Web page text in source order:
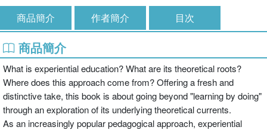
商品簡介 作者簡介 目次
商品簡介
What is experiential education? What are its theoretical roots?
Where does this approach come from? Offering a fresh and
distinctive take, this book is about going beyond "learning by doing"
through an exploration of its underlying theoretical currents.
As an increasingly popular pedagogical approach, experiential